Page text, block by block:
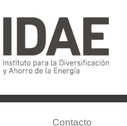
Contacto